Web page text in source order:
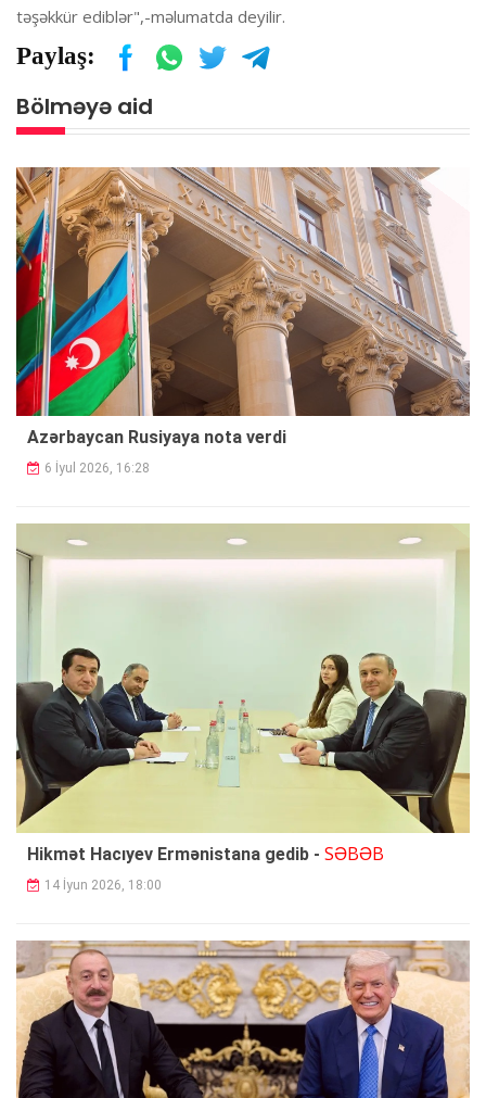
təşəkkür ediblər",-məlumatda deyilir.
Paylaş:
Bölməyə aid
Azərbaycan Rusiyaya nota verdi
6 İyul 2026, 16:28
Hikmət Hacıyev Ermənistana gedib - SƏBƏB
14 İyun 2026, 18:00